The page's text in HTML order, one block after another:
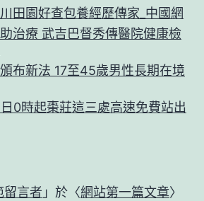
田園好查包養經歷傳家_中國網
治療 武吉巴督秀傳醫院健康檢
布新法 17至45歲男性長期在境
0時起棗莊這三處高速免費站出
留言者 」於〈網站第一篇文章〉